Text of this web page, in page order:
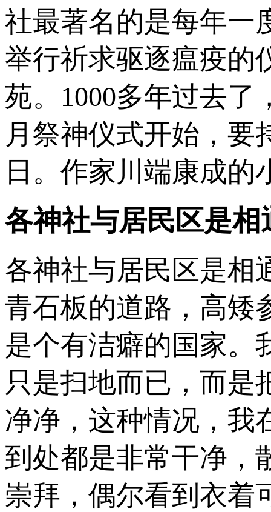
社最著名的是每年一
举行祈求驱逐瘟疫的
苑。1000多年过去了
月祭神仪式开始，要
日。作家川端康成
各神社与居民区是
各神社与居民区是相
青石板的道路，高矮
是个有洁癖的国家。
只是扫地而已，而是
净净，这种情况，我
到处都是非常干净，
崇拜，偶尔看到衣着